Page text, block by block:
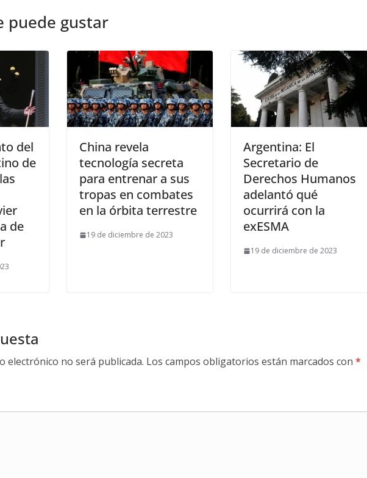
puede gustar
del
de
de
China revela
tecnología secreta
para entrenar a sus
tropas en combates
en la órbita terrestre
19 de diciembre de 2023
Argentina: El
Secretario de
Derechos Humanos
adelantó qué
ocurrirá con la
exESMA
19 de diciembre de 2023
electrónico no será publicada. Los campos obligatorios están marcados con *